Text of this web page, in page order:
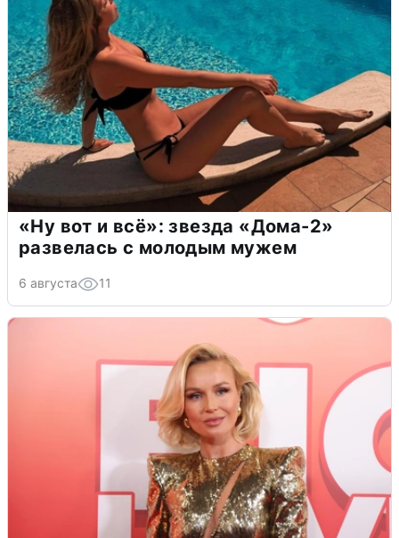
«Ну вот и всё»: звезда «Дома-2»
развелась с молодым мужем
6 августа 11